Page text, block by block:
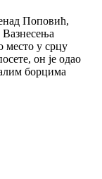
Поповић,
место у срцу
он је одао
борцима